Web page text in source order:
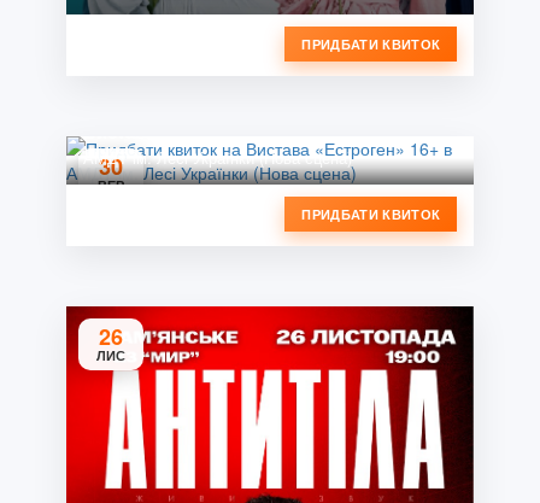
ПРИДБАТИ КВИТОК
30
ВЕР
АМДТ ім. Лесі Українки (Нова сцена)
ПРИДБАТИ КВИТОК
26
ЛИС